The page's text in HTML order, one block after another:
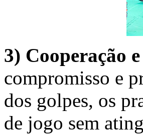
3) Cooperação
compromisso e
dos golpes, os
de jogo sem